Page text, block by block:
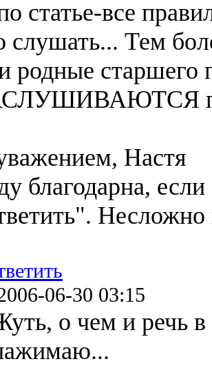
статье-все
слушать... Тем
родные старшего
Настя
благодарна,
Несложно
06-30 03:15
о чем и речь